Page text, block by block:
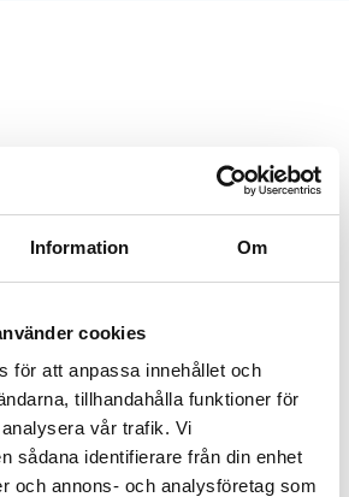
Information Om
cookies
för att anpassa innehållet och
tillhandahålla funktioner för
vår trafik. Vi
sådana identifierare från din enhet
och annons- och analysföretag som
Miljoner i sjön –
underkänns på
grunder